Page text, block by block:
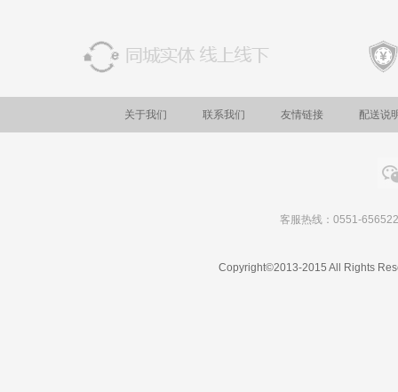
关于我们 联系我们 友情链接 配送说
客服热线：0551-
Copyright©2013-2015 All Rights